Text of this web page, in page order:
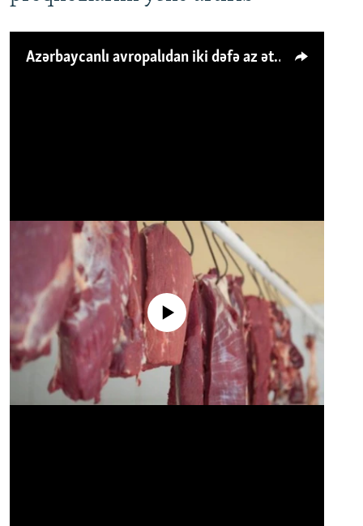
Azərbaycanlı avropalıdan iki dəfə az ət yeyir, amma... 'Qiymət artımı qaçılmazdır'
No media source currently available